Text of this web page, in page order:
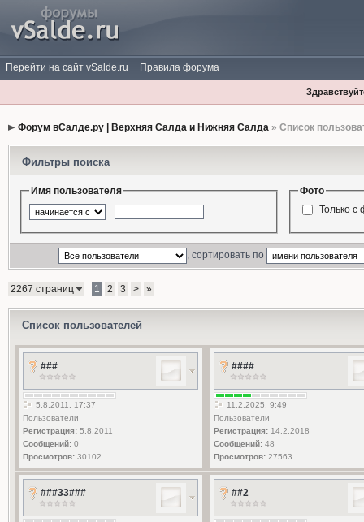
Перейти на сайт vSalde.ru Правила форума
Форум вСалде.ру | Верхняя Салда и Нижняя Салда» Список
Фильтры поиска
Имя пользователя
Фото
Только с
, сортировать по
2267 страниц 1 2 3 > »
Список пользователей
###
5.8.2011, 17:37
Пользователи
Регистрация:5.8.2011
Сообщений:0
Просмотров:30102
####
11.2.2025, 9:49
Пользователи
Регистрация:14.2.2018
Сообщений:48
Просмотров:27563
###33### ##2